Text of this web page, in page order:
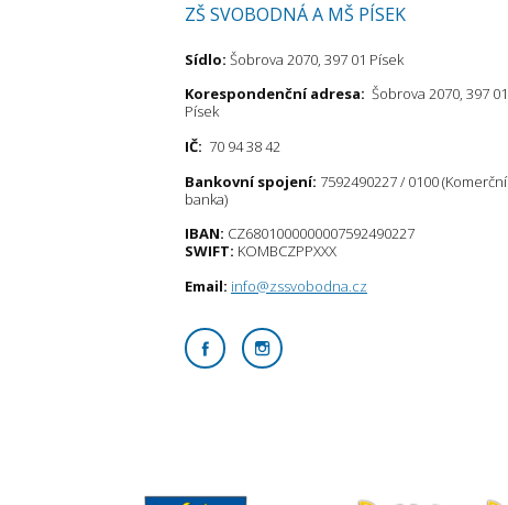
ZŠ SVOBODNÁ A MŠ PÍSEK
Sídlo: Šobrova 2070, 397 01 Písek
Korespondenční adresa: Šobrova 2070, 397 01
Písek
IČ: 70 94 38 42
Bankovní spojení: 7592490227 / 0100 (Komerční
banka)
IBAN: CZ6801000000007592490227
SWIFT: KOMBCZPPXXX
Email: info@zssvobodna.cz